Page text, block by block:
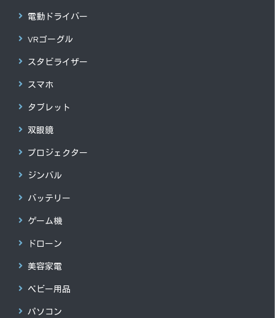
電動ドライバー
VRゴーグル
スタビライザー
スマホ
タブレット
双眼鏡
プロジェクター
ジンバル
バッテリー
ゲーム機
ドローン
美容家電
ベビー用品
パソコン